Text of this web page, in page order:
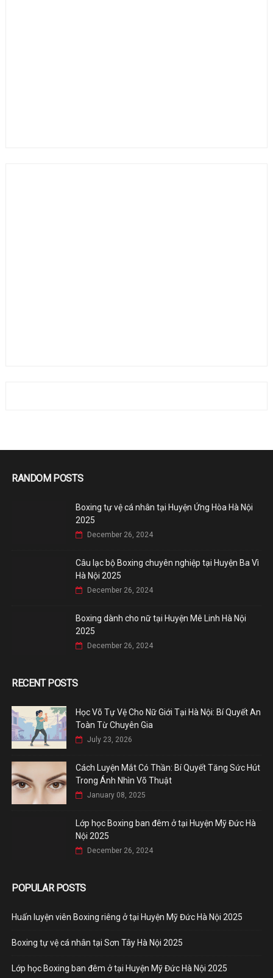
RANDOM POSTS
Boxing tự vệ cá nhân tại Huyện Ứng Hòa Hà Nội
2025
December 26, 2024
Câu lạc bộ Boxing chuyên nghiệp tại Huyện Ba Vì
Hà Nội 2025
December 26, 2024
Boxing dành cho nữ tại Huyện Mê Linh Hà Nội
2025
December 26, 2024
RECENT POSTS
Học Võ Tự Vệ Cho Nữ Giới Tại Hà Nội: Bí Quyết An
Toàn Từ Chuyên Gia
July 23, 2026
Cách Luyện Mắt Có Thần: Bí Quyết Tăng Sức Hút
Trong Ánh Nhìn Võ Thuật
January 08, 2025
Lớp học Boxing ban đêm ở tại Huyện Mỹ Đức Hà
Nội 2025
December 26, 2024
POPULAR POSTS
Huấn luyện viên Boxing riêng ở tại Huyện Mỹ Đức Hà Nội 2025
Boxing tự vệ cá nhân tại Sơn Tây Hà Nội 2025
Lớp học Boxing ban đêm ở tại Huyện Mỹ Đức Hà Nội 2025